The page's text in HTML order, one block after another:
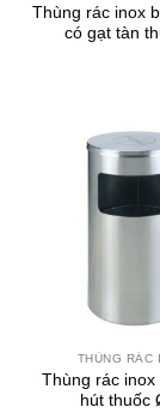
Thùng rác inox
có gạt tàn
THÙNG RÁC
Thùng rác inox
hút thuốc